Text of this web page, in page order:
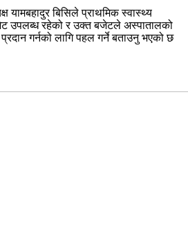
यामबहादुर बिसिले प्राथमिक स्वास्थ्य
उपलब्ध रहेको र उक्त बजेटले अस्पातालको
गर्नको लागि पहल गर्ने बताउनु भएको छ